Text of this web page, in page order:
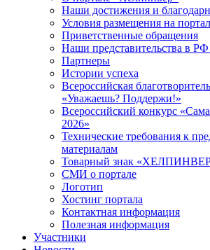
Наши достижения и
Условия размещения на
Приветственные обращения
Наши представительства в
Партнеры
Истории успеха
Всероссийская
«Уважаешь? Поддержи!»
Всероссийский конкурс
2026»
Технические требования к
материалам
Товарный знак
СМИ о портале
Логотип
Хостинг портала
Контактная информация
Полезная информация
Участники